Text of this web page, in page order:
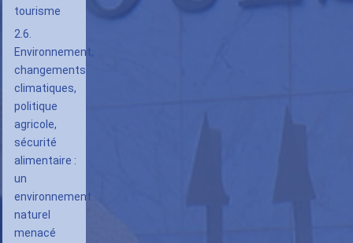
tourisme
2.6.
Environnement,
changements
climatiques,
politique
agricole,
sécurité
alimentaire :
un
environnement
naturel
menacé